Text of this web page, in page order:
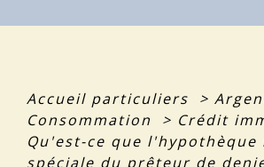
Accueil particuliers >
Consommation
> Crédit
Qu'est-ce que l'hypothèque
spéciale du prêteur de